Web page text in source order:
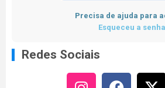
Precisa de ajuda para
Esqueceu a
Redes Sociais